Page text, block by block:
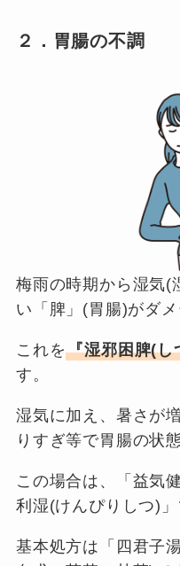
２．胃腸の不調
梅雨の時期から湿気(
い「脾」(胃腸)がダメ
これを『湿邪困脾(し
す。
湿気に加え、暑さが
りすぎ等で胃腸の状
この場合は、「益気
利湿(けんぴりしつ)
基本処方は「四君子